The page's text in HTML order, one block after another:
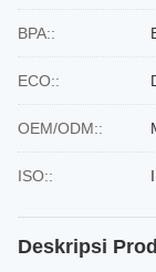
BPA::
ECO::
OEM/ODM::
ISO::
Deskripsi